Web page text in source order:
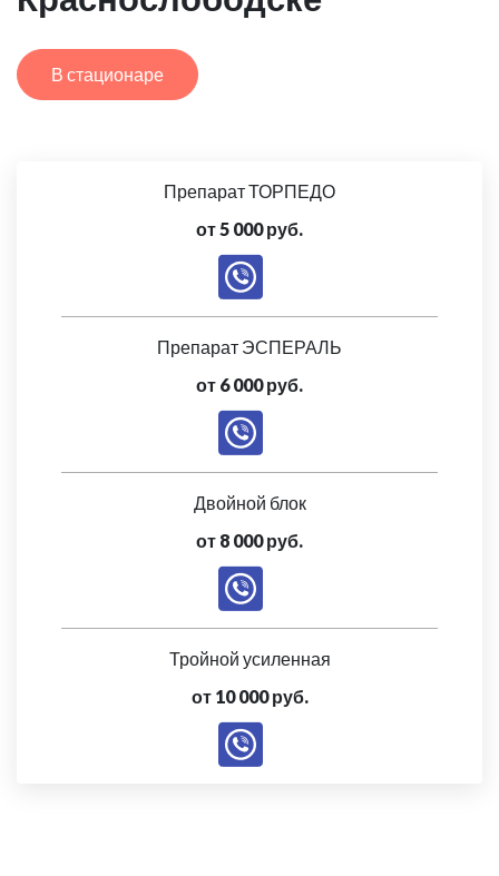
В стационаре
Препарат ТОРПЕДО
от 5 000 руб.
Препарат ЭСПЕРАЛЬ
от 6 000 руб.
Двойной блок
от 8 000 руб.
Тройной усиленная
от 10 000 руб.